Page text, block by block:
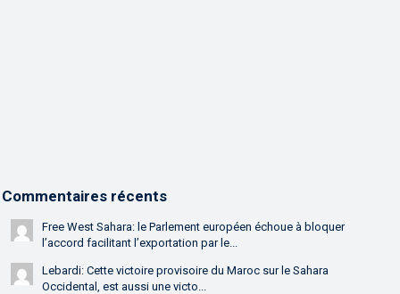
Commentaires récents
Free West Sahara: le Parlement européen échoue à bloquer
l’accord facilitant l’exportation par le...
Lebardi: Cette victoire provisoire du Maroc sur le Sahara
Occidental, est aussi une victo...